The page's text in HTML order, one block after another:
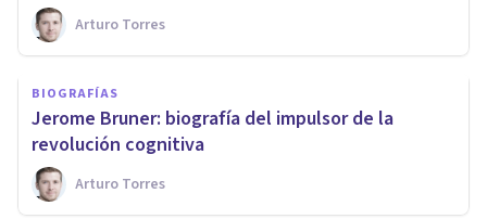
Arturo Torres
BIOGRAFÍAS
​Jerome Bruner: biografía del impulsor de la
revolución cognitiva
Arturo Torres
BIOGRAFÍAS
Lawrence Kohlberg: biografía
de este psicólogo
estadounidense
Laura Ruiz Mitjana